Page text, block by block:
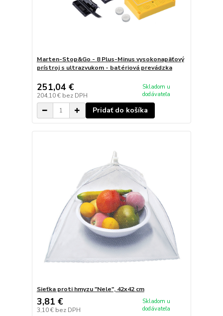
Marten-Stop&Go - 8 Plus-Minus vysokonapäťový
prístroj s ultrazvukom - batériová prevádzka
251,04 €
204,10 € bez DPH
Skladom u
dodávateľa
Pridať do košíka
Sieťka proti hmyzu "Nele", 42x42 cm
3,81 €
3,10 € bez DPH
Skladom u
dodávateľa